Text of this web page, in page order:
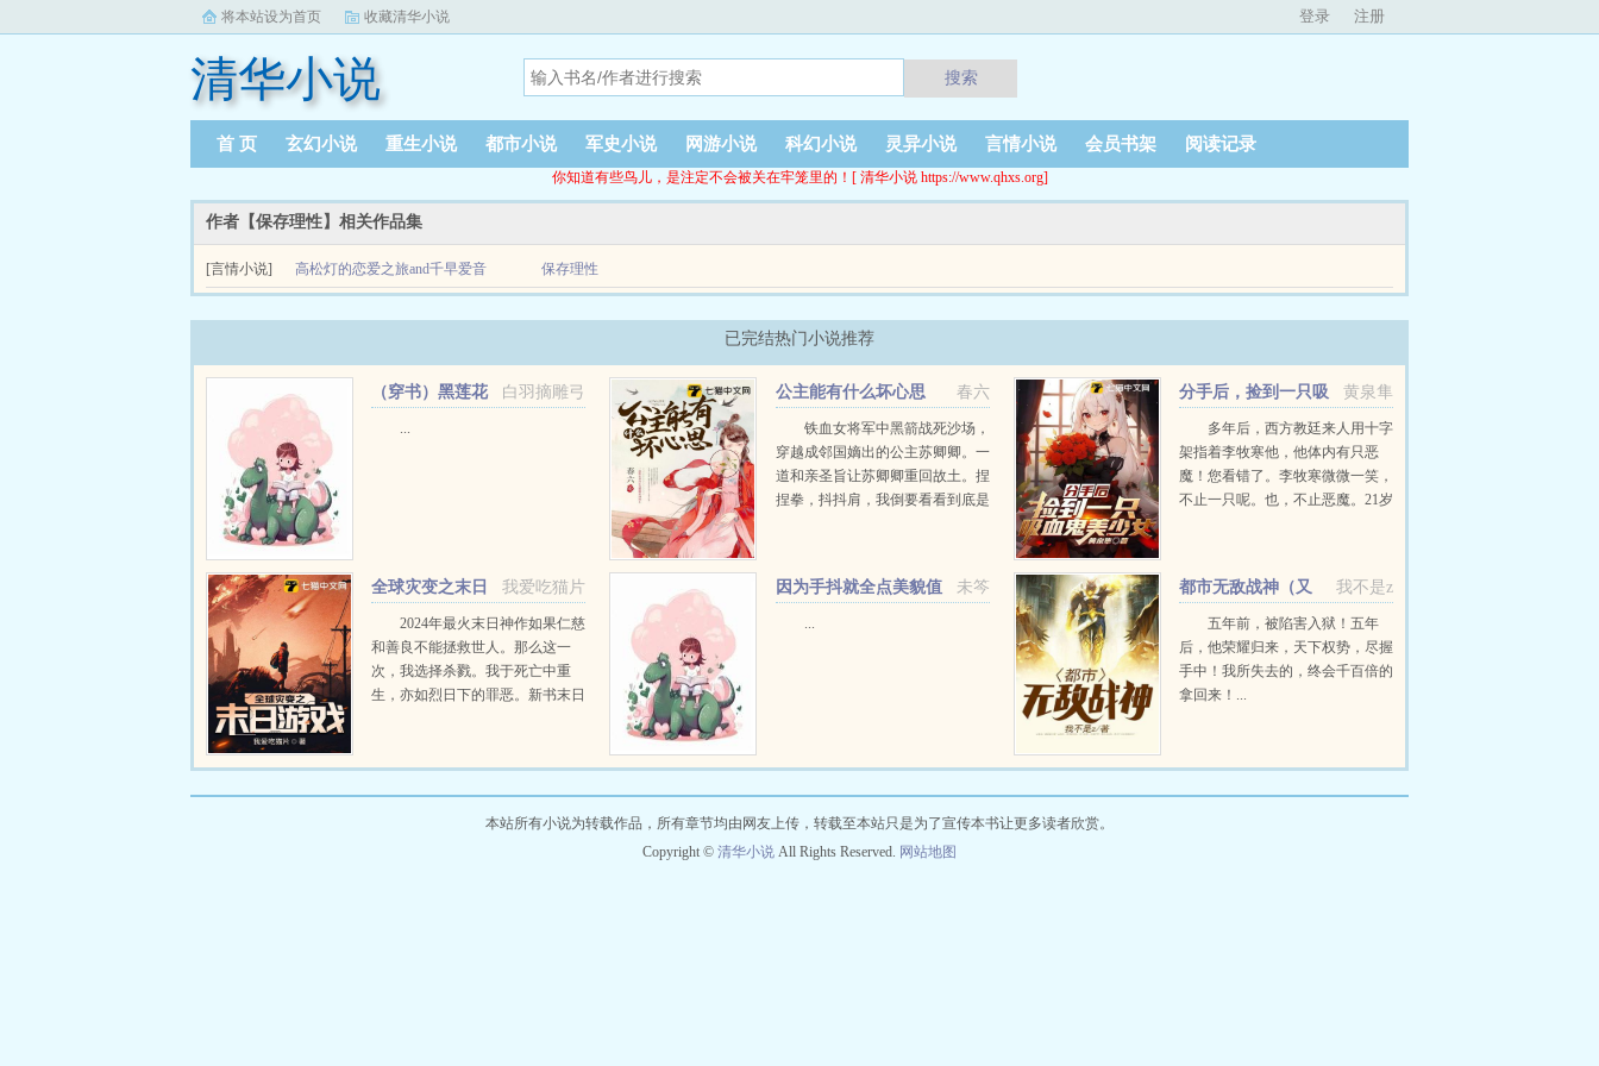
将本站设为首页 收藏清华小说 登录 注册
清华小说 搜索
首 页 玄幻小说 重生小说 都市小说 军史小说 网游小说 科幻小说 灵异小说 言情小说 会员书架 阅读记录
你知道有些鸟儿，是注定不会被关在牢笼里的！[ 清华小说 https://www.qhxs.org]
作者【保存理性】相关作品集
[言情小说] 高松灯的恋爱之旅and千早爱音 保存理性
双指止不住得搓揉光滑的咖啡杯的杯壁，你从未像现在这样紧张过，即使是与乐队成员们的初次登台演出都没令你如此手足无措，即使是令你难以启齿的少年的初夜都未曾让你如此心神不
宁。你17岁，算是一支小有名气的乐队的主唱兼作词。自小上的是男校却并...
已完结热门小说推荐
白羽摘雕弓
（穿书）黑莲花
...
春六
公主能有什么坏心思
铁血女将军中黑箭战死沙场，
穿越成邻国嫡出的公主苏卿卿。一
道和亲圣旨让苏卿卿重回故土。捏
捏拳，抖抖肩，我倒要看看到底是
黄泉隼
分手后，捡到一只吸
血鬼美少女
多年后，西方教廷来人用十字
架指着李牧寒他，他体内有只恶
魔！您看错了。李牧寒微微一笑，
不止一只呢。也，不止恶魔。21岁
我爱吃猫片
全球灾变之末日
游戏2024年最火末日神作如果仁慈
和善良不能拯救世人。那么这一
次，我选择杀戮。我于死亡中重
生，亦如烈日下的罪恶。新书末日
未笒
因为手抖就全点美貌值
...
我不是z
都市无敌战神（又
名：逍遥战神）
五年前，被陷害入狱！五年
后，他荣耀归来，天下权势，尽握
手中！我所失去的，终会千百倍的
拿回来！...
本站所有小说为转载作品，所有章节均由网友上传，转载至本站只是为了宣传本书让更多读者欣赏。
Copyright © 清华小说 All Rights Reserved. 网站地图